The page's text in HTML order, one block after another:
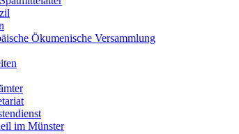
Ökumenische Versammlung
im Münster